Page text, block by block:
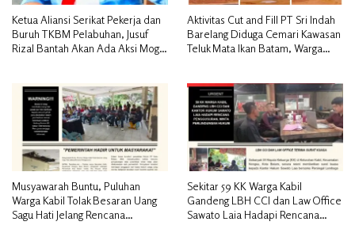
Ketua Aliansi Serikat Pekerja dan
Buruh TKBM Pelabuhan, Jusuf
Rizal Bantah Akan Ada Aksi Mogol
Aktivitas Cut and Fill PT Sri Indah
Barelang Diduga Cemari Kawasan
Teluk Mata Ikan Batam, Warga
Musyawarah Buntu, Puluhan
Warga Kabil Tolak Besaran Uang
Sagu Hati Jelang Rencana
Sekitar 59 KK Warga Kabil
Gandeng LBH CCI dan Law Office
Sawato Laia Hadapi Rencana